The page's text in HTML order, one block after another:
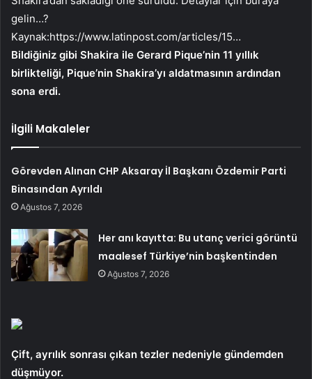
gelin…?
Kaynak:https://www.latinpost.com/articles/15…
Bildiğiniz gibi Shakira ile Gerard Pique’nin 11 yıllık
birlikteliği, Pique’nin Shakira’yı aldatmasının ardından
sona erdi.
İlgili Makaleler
Görevden Alınan CHP Aksaray İl Başkanı Özdemir Parti
Binasından Ayrıldı
Ağustos 7, 2026
Her anı kayıtta: Bu utanç verici görüntü
maalesef Türkiye’nin başkentinden
Ağustos 7, 2026
Çift, ayrılık sonrası çıkan tezler nedeniyle gündemden
düşmüyor.